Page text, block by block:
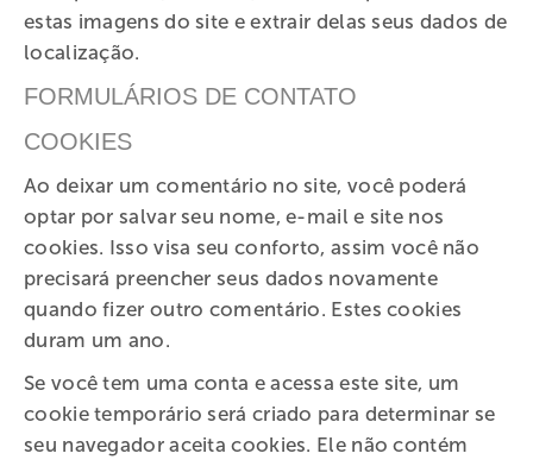
estas imagens do site e extrair delas seus dados de
localização.
FORMULÁRIOS DE CONTATO
COOKIES
Ao deixar um comentário no site, você poderá
optar por salvar seu nome, e-mail e site nos
cookies. Isso visa seu conforto, assim você não
precisará preencher seus dados novamente
quando fizer outro comentário. Estes cookies
duram um ano.
Se você tem uma conta e acessa este site, um
cookie temporário será criado para determinar se
seu navegador aceita cookies. Ele não contém